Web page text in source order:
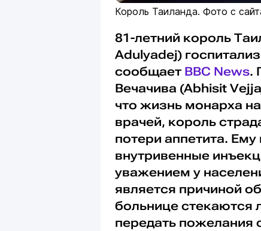
Король Таиланда. Фото с
81-летний король
Adulyadej)
сообщает BBC News.
Вечачива (Abhisit
что жизнь монарха
врачей, король
потери аппетита.
внутривенные
уважением у
является причиной
больнице стекаются
передать пожелания